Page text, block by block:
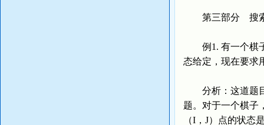
第三部分 搜索
例1. 有一个棋子
态给定，现在要求
分析：这道题目
题。对于一个棋子
（I，J）点的状态